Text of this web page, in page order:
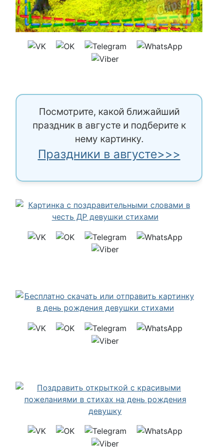
Посмотрите, какой ближайший
праздник в августе и подберите к
нему картинку.
Праздники в августе>>>